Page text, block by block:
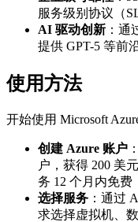
服务级别协议（
AI 驱动创新 ：通
提供 GPT-5 等前
使用方法
开始使用 Microsoft
创建 Azure 账户
户，获得 200 美
务 12 个月内免费
选择服务 ：通过
求选择虚拟机、